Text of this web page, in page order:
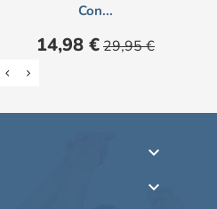
Con...
Prezzo
14,98 € Prezzo
base
29,95 €

